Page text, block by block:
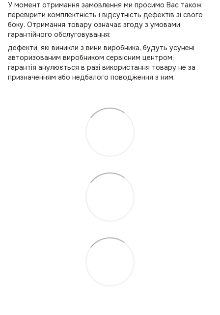
У момент отримання замовлення ми просимо Вас також
перевірити комплектність і відсутність дефектів зі свого
боку. Отримання товару означає згоду з умовами
гарантійного обслуговування:
дефекти, які виникли з вини виробника, будуть усунені
авторизованим виробником сервісним центром;
гарантія анулюється в разі використання товару не за
призначенням або недбалого поводження з ним.